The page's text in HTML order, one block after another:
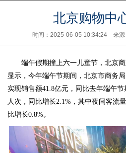
北京购物中
时间：2025-06-05 10:34:24 来源
端午假期撞上六一儿童节，北京商
显示，今年端午节期间，北京市商务
实现销售额41.8亿元，同比去年端午
人次，同比增长2.1%，其中夜间客流
比增长0.8%。